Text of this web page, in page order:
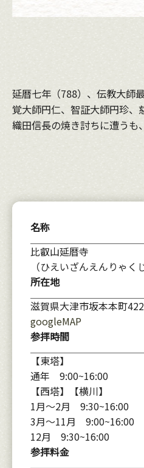
延暦七年（788）、伝教大師
覚大師円仁、智証大師円珍
織田信長の焼き討ちに遭うも
名称
比叡山延暦寺
（ひえいざんえんりゃくじ
所在地
滋賀県大津市坂本本町
googleMAP
参拝時間
【東塔】
通年 9:00~16:00
【西塔】【横川】
1月〜2月 9:30~16:00
3月〜11月 9:00~16:00
12月 9:30~16:00
参拝料金